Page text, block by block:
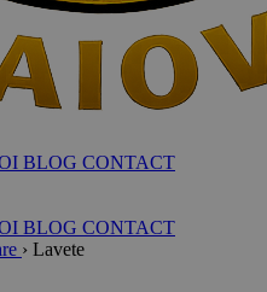
BLOG CONTACT
BLOG CONTACT
› Lavete